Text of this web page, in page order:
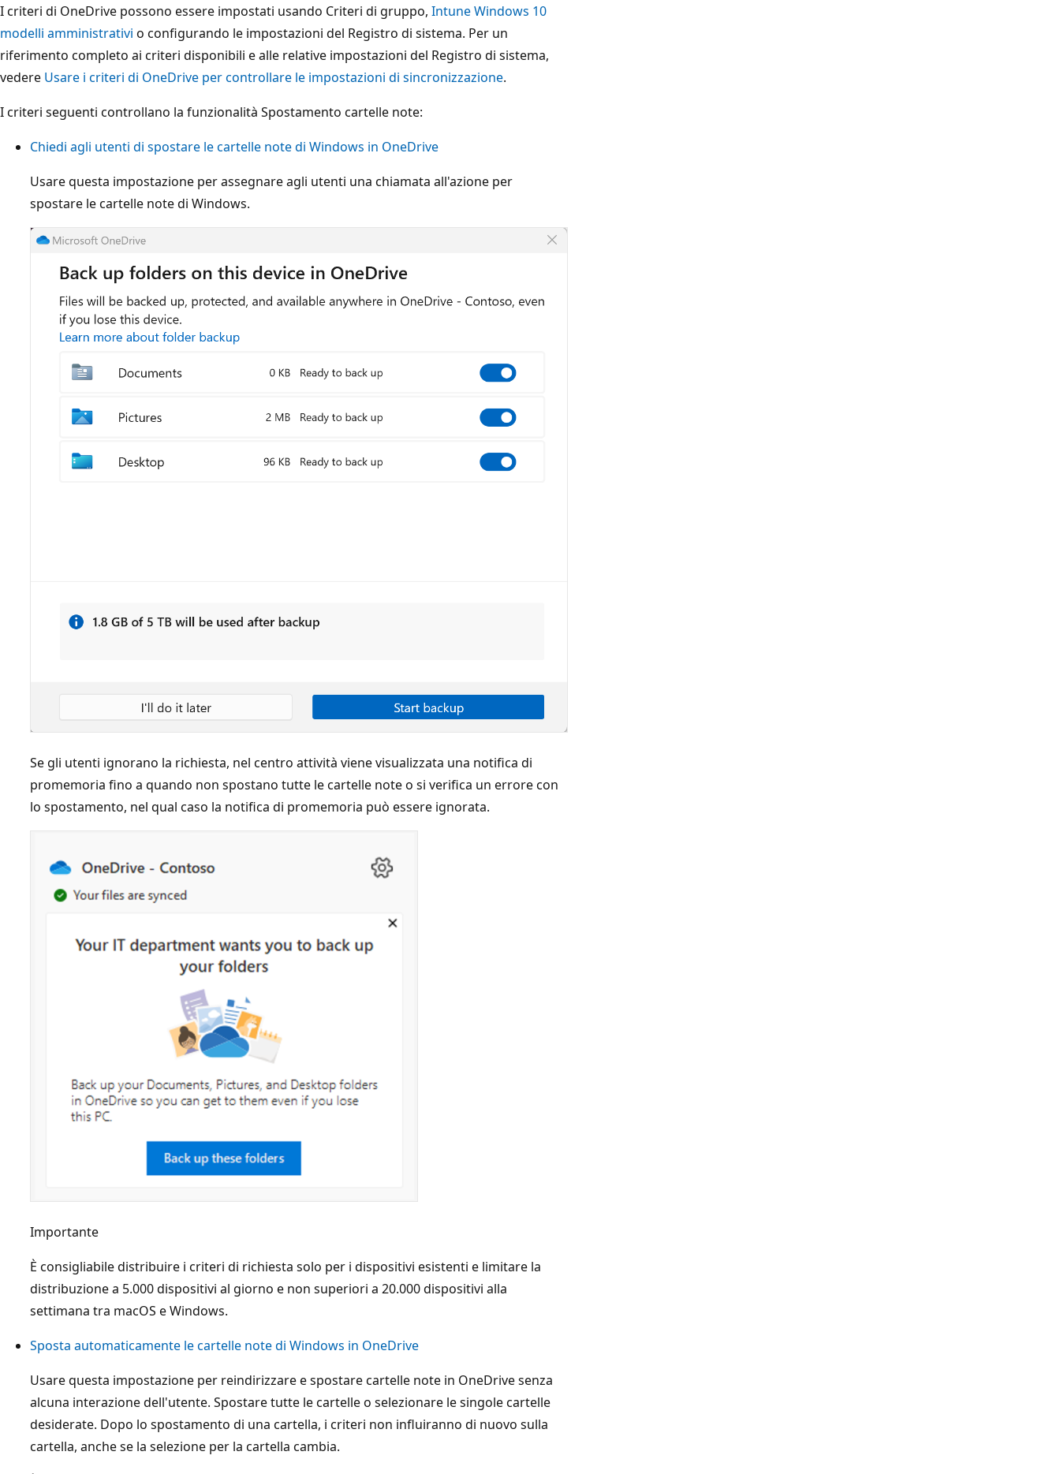
I criteri di OneDrive possono essere impostati usando Criteri di gruppo, Intune Windows 10
modelli amministrativi o configurando le impostazioni del Registro di sistema. Per un
riferimento completo ai criteri disponibili e alle relative impostazioni del Registro di sistema,
vedere Usare i criteri di OneDrive per controllare le impostazioni di sincronizzazione.
I criteri seguenti controllano la funzionalità Spostamento cartelle note:
Chiedi agli utenti di spostare le cartelle note di Windows in OneDrive
Usare questa impostazione per assegnare agli utenti una chiamata all'azione per
spostare le cartelle note di Windows.
Se gli utenti ignorano la richiesta, nel centro attività viene visualizzata una notifica di
promemoria fino a quando non spostano tutte le cartelle note o si verifica un errore con
lo spostamento, nel qual caso la notifica di promemoria può essere ignorata.
Importante
È consigliabile distribuire i criteri di richiesta solo per i dispositivi esistenti e limitare la
distribuzione a 5.000 dispositivi al giorno e non superiori a 20.000 dispositivi alla
settimana tra macOS e Windows.
Sposta automaticamente le cartelle note di Windows in OneDrive
Usare questa impostazione per reindirizzare e spostare cartelle note in OneDrive senza
alcuna interazione dell'utente. Spostare tutte le cartelle o selezionare le singole cartelle
desiderate. Dopo lo spostamento di una cartella, i criteri non influiranno di nuovo sulla
cartella, anche se la selezione per la cartella cambia.